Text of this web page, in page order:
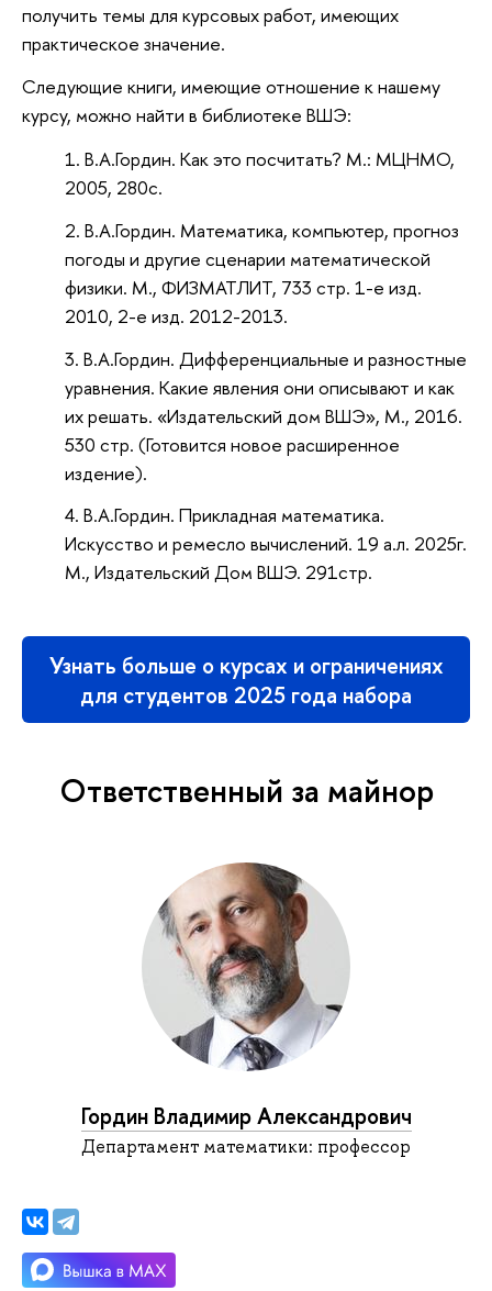
получить темы для курсовых работ, имеющих
практическое значение.
Следующие книги, имеющие отношение к нашему
курсу, можно найти в библиотеке ВШЭ:
В.А.Гордин. Как это посчитать? М.: МЦНМО,
2005, 280с.
В.А.Гордин. Математика, компьютер, прогноз
погоды и другие сценарии математической
физики. М., ФИЗМАТЛИТ, 733 стр. 1-е изд.
2010, 2-е изд. 2012-2013.
В.А.Гордин. Дифференциальные и разностные
уравнения. Какие явления они описывают и как
их решать. «Издательский дом ВШЭ», М., 2016.
530 стр. (Готовится новое расширенное
издение).
В.А.Гордин. Прикладная математика.
Искусство и ремесло вычислений. 19 а.л. 2025г.
М., Издательский Дом ВШЭ. 291стр.
Узнать больше о курсах и ограничениях
для студентов 2025 года набора
Ответственный за майнор
Гордин Владимир Александрович
Департамент математики: профессор